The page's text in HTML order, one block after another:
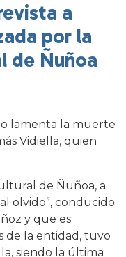
a
por la
de Ñuñoa
lamenta la muerte
Vidiella, quien
de Ñuñoa, a
olvido”, conducido
y que es
de la entidad, tuvo
siendo la última